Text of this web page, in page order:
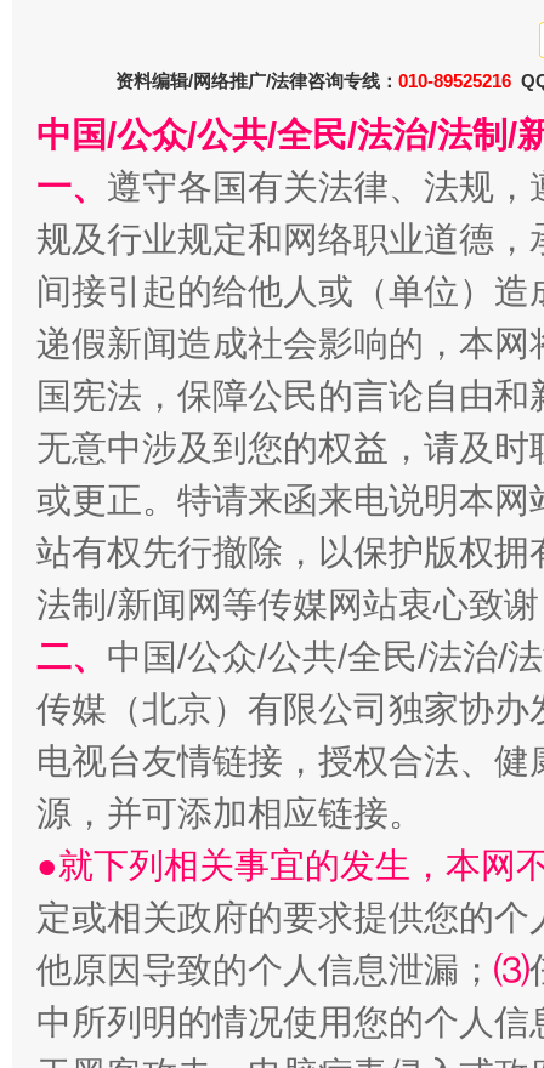
全民健身五年计划来了！等你上场
阿坝州三大球赛在茂县开幕 规模
资料编辑/网络推广/法律咨询专线： 010-89525216
中国/公众/公共/全民/法治/法制/
一、 遵守各国有关法律、法规
规及行业规定和网络职业道德
间接引起的给他人或（单位）
递假新闻造成社会影响的，本
国宪法，保障公民的言论自由
无意中涉及到您的权益，请及
或更正。特请来函来电说明本
站有权先行撤除，以保护版权
法制/新闻网等传媒网站衷心致
二、 中国/公众/公共/全民/法治/
传媒（北京）有限公司独家协
电视台友情链接，授权合法、
源，并可添加相应链接。
●就下列相关事宜的发生，本网
定或相关政府的要求提供您的个
他原因导致的个人信息泄漏； ⑶
中所列明的情况使用您的个人